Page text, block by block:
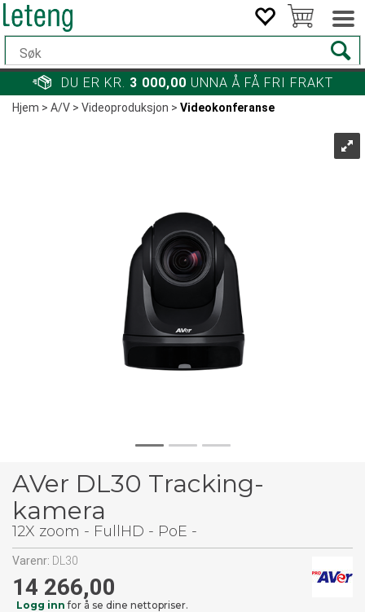
DU ER KR. 3 000,00 UNNA Å FÅ FRI FRAKT
Hjem>A/V>Videoproduksjon>Videokonferanse
AVer DL30 Tracking-
kamera
12X zoom - FullHD - PoE -
Varenr: DL30
14 266,00
Logg inn for å se dine nettopriser.